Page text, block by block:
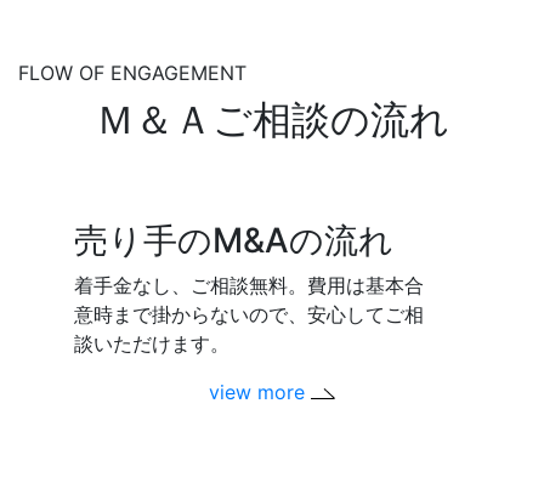
FLOW OF ENGAGEMENT
Ｍ＆Ａご相談の流れ
売り手のM&Aの流れ
着手金なし、ご相談無料。費用は基本合
意時まで掛からないので、安心してご相
談いただけます。
view more